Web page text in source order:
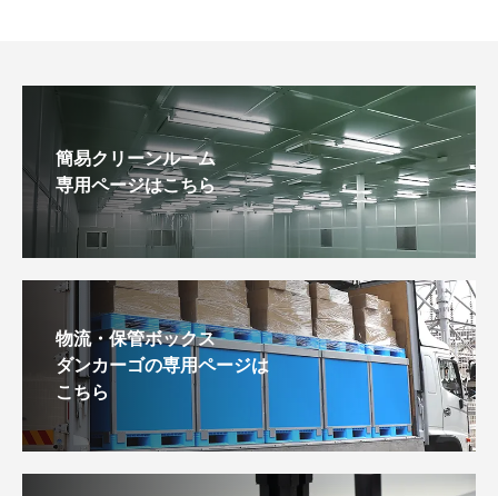
簡易クリーンルーム
専用ページはこちら
物流・保管ボックス
ダンカーゴの専用ページは
こちら